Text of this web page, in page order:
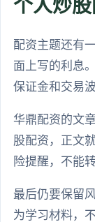
个人炒
配资主题还有
面上写的利息
保证金和交易
华鼎配资的文
股配资，正文
险提醒，不能
最后仍要保留
为学习材料，